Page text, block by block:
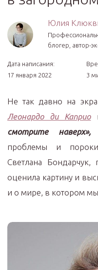
Юлия
блогер, автор-
Дата написания:
17 января 2022
3
Не так давно на
Леонардо ди Каприо
смотрите наверх»,
проблемы и пороки
Светлана Бондарчук,
оценила картину и
и о мире, в котором